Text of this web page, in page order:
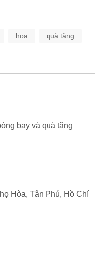
hoa quà tặng
bay và quà tặng
Hòa, Tân Phú, Hồ Chí